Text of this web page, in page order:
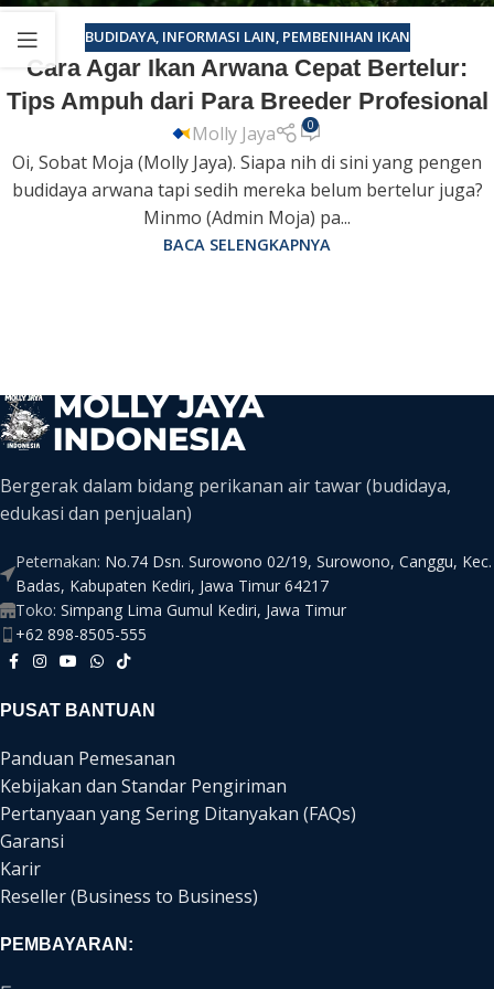
BUDIDAYA, INFORMASI LAIN, PEMBENIHAN IKAN
Cara Agar Ikan Arwana Cepat Bertelur:
Tips Ampuh dari Para Breeder Profesional
Molly Jaya 0
Oi, Sobat Moja (Molly Jaya). Siapa nih di sini yang pengen
budidaya arwana tapi sedih mereka belum bertelur juga?
Minmo (Admin Moja) pa...
BACA SELENGKAPNYA
Bergerak dalam bidang perikanan air tawar (budidaya,
edukasi dan penjualan)
Peternakan: No.74 Dsn. Surowono 02/19, Surowono, Canggu, Kec.
Badas, Kabupaten Kediri, Jawa Timur 64217
Toko: Simpang Lima Gumul Kediri, Jawa Timur
+62 898-8505-555
PUSAT BANTUAN
Panduan Pemesanan
Kebijakan dan Standar Pengiriman
Pertanyaan yang Sering Ditanyakan (FAQs)
Garansi
Karir
Reseller (Business to Business)
PEMBAYARAN: